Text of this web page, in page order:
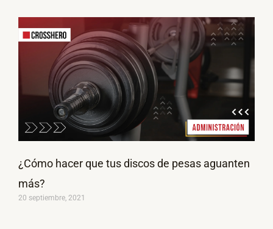
¿Cómo hacer que tus discos de pesas aguanten
más?
20 septiembre, 2021